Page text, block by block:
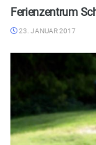
Ferienzentrum
23. JANUAR 2017